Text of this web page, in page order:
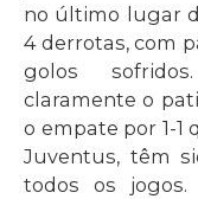
no último lugar
4 derrotas, com
golos
claramente o
o empate por 1-1
Juventus, têm
todos os jogos.